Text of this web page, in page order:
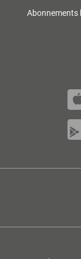
Abonnements